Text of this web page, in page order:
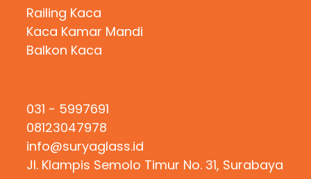
Railing Kaca
Kaca Kamar Mandi
Balkon Kaca
031 - 5997691
08123047978
info@suryaglass.id
Jl. Klampis Semolo Timur No. 31, Surabaya